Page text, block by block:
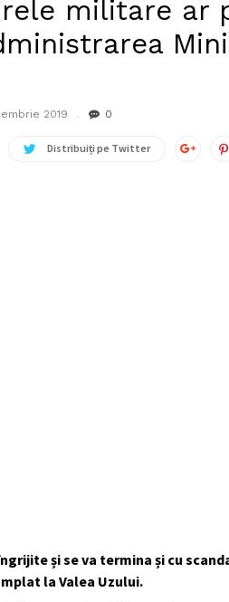
militare ar
2019 0
Distribuiți pe Twitter
și se va termina și cu
la Valea Uzului.